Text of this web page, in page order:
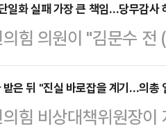
자료 확보에 실패했
도 중앙당사에서 이른
새벽 상황을 담은 비
못했다고 밝혔다.유
최형두·김상훈·최보윤
일화 실패 가장 큰 책임…당무감사
힘 의원이 "김문수
이기 때문에 김 전 후
일 오전 SBS 라디오 '
나쁘게 바라보셨고,
받은 뒤 "진실 바로잡을 계기…의총
힘 비상대책위원장